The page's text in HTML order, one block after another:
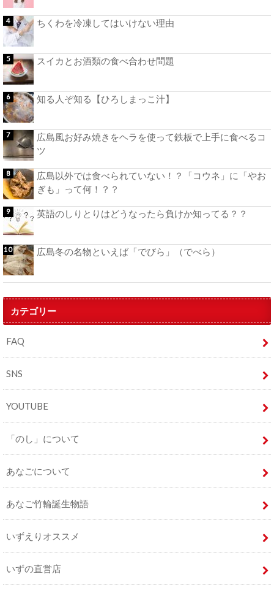
ちくわを冷凍してはいけない理由
スイカとお酒類の食べ合わせ問題
知る人ぞ知る【ひろしまっこ汁】
広島風お好み焼きをヘラを使って鉄板で上手に食べるコ
ツ
広島以外では食べられていない！？「コウネ」に「やお
ぎも」って何！？？
英語のしりとりはどうなったら負けか知ってる？？
広島冬の名物といえば「でびら」（でべら）
カテゴリー
FAQ
SNS
YOUTUBE
「のし」について
あなごについて
あなご竹輪誕生物語
いずえりオススメ
いずの直営店